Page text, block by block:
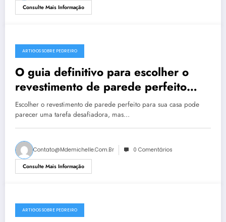
Consulte Mais Informação
ARTIGOS SOBRE PEDREIRO
O guia definitivo para escolher o
revestimento de parede perfeito
para sua casa
Escolher o revestimento de parede perfeito para sua casa pode
parecer uma tarefa desafiadora, mas…
Contato@mdemichelle.com.br 0 Comentários
Consulte Mais Informação
ARTIGOS SOBRE PEDREIRO